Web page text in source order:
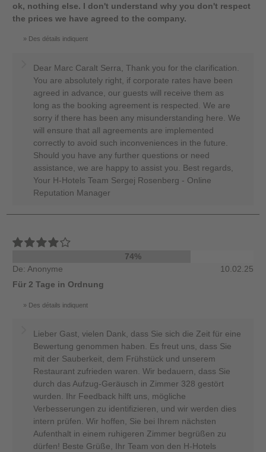
ok, nothing else. I don't understand why you don't respect
the prices we have agreed to the company.
Des détails indiquent
Dear Marc Caralt Serra, Thank you for the clarification.
You are absolutely right, if corporate rates have been
agreed in advance, our guests will receive them as
long as the booking agreement is respected. We are
sorry if there has been any misunderstanding here. We
will ensure that all agreements are implemented
correctly to avoid such inconveniences in the future.
Should you have any further questions or need
assistance, we are happy to assist you. Best regards,
Your H-Hotels Team Sergej Rosenberg - Online
Reputation Manager
74%
De: Anonyme
10.02.25
Für 2 Tage in Ordnung
Des détails indiquent
Lieber Gast, vielen Dank, dass Sie sich die Zeit für eine
Bewertung genommen haben. Es freut uns, dass Sie
mit der Sauberkeit, dem Frühstück und unserem
Restaurant zufrieden waren. Wir bedauern, dass Sie
durch das Aufzug-Geräusch in Zimmer 328 gestört
wurden. Ihr Feedback hilft uns, mögliche
Verbesserungen zu identifizieren, und wir werden dies
intern prüfen. Wir hoffen, Sie bei Ihrem nächsten
Aufenthalt in einem ruhigeren Zimmer begrüßen zu
dürfen! Beste Grüße, Ihr Team von den H-Hotels